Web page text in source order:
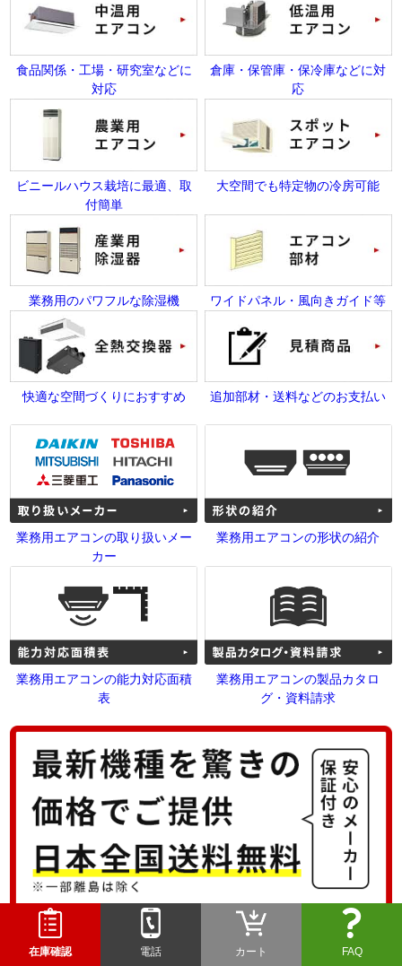
食品関係・工場・研究室などに
対応
倉庫・保管庫・保冷庫などに対
応
ビニールハウス栽培に最適、取
付簡単
大空間でも特定物の冷房可能
業務用のパワフルな除湿機 ワイドパネル・風向きガイド等
快適な空間づくりにおすすめ 追加部材・送料などのお支払い
業務用エアコンの取り扱いメー
カー
業務用エアコンの形状の紹介
業務用エアコンの能力対応面積
表
業務用エアコンの製品カタロ
グ・資料請求
在庫確認 電話 カート FAQ